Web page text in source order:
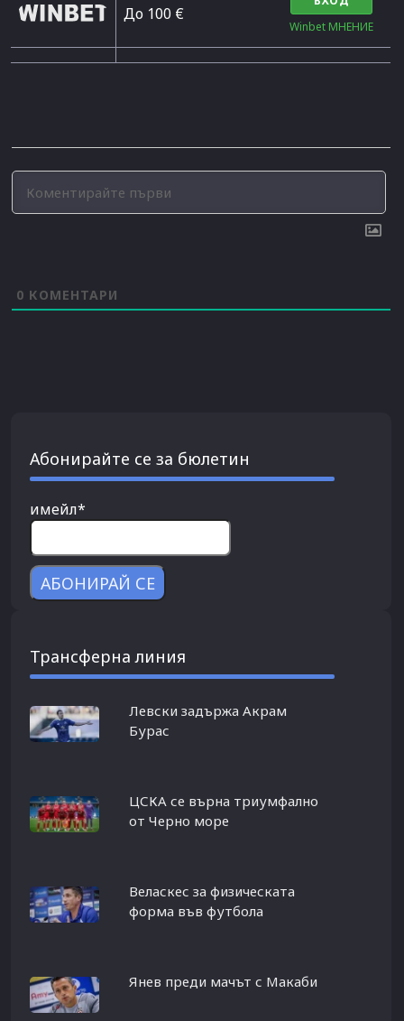
До 100 €
Winbet МНЕНИЕ
0 КОМЕНТАРИ
Абонирайте се за бюлетин
имейл*
Трансферна линия
Левски задържа Акрам
Бурас
ЦСКА се върна триумфално
от Черно море
Веласкес за физическата
форма във футбола
Янев преди мачът с Макаби